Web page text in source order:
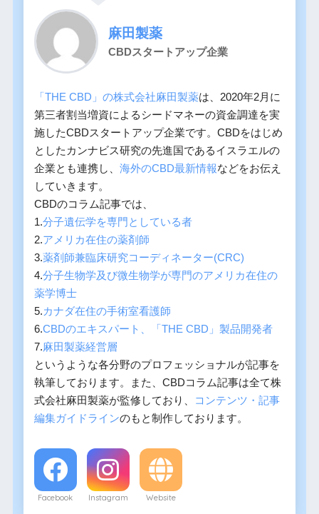
麻田製薬
CBDスタートアップ企業
「THE CBD」の株式会社麻田製薬は、2020年2月に
第三者割当増資によるシードマネーの資金調達を実
施したCBDスタートアップ企業です。CBDをはじめ
としたカンナビス研究の先進国であるイスラエルの
企業とも連携し、 海外のCBD最新情報などをお伝え
していきます。
CBDのコラム記事では、
1.分子遺伝学を専門としている者
2.アメリカ在住の薬剤師
3.薬剤師兼臨床研究コーディネーター(CRC)
4.分子生物学及び微生物学が専門のアメリカ在住の
薬学博士
5.カナダ在住の手術室看護師
6.CBDのエキスパート、「THE CBD」製品開発者
7.麻田製薬経営層
というような各分野のプロフェッショナルが記事を
執筆しております。また、CBDコラム記事は全て株
式会社麻田製薬が監修しており、
コンテンツ・記事
編集ガイドラインのもと制作しております。
Facebook Instagram Website